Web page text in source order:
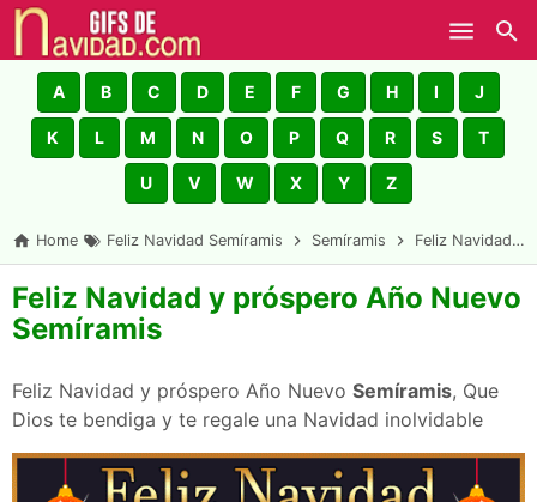
Skip to main content
A B C D E F G H I J
K L M N O P Q R S T
U V W X Y Z
Home Feliz Navidad Semíramis Semíramis Feliz Navidad y próspero Año Nuevo Semíramis
Feliz Navidad y próspero Año Nuevo
Semíramis
Feliz Navidad y próspero Año Nuevo Semíramis, Que
Dios te bendiga y te regale una Navidad inolvidable